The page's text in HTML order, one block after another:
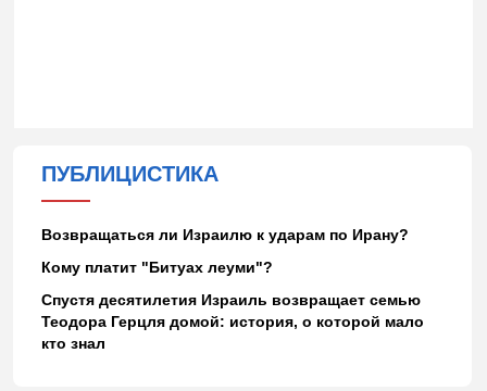
ПУБЛИЦИСТИКА
Возвращаться ли Израилю к ударам по Ирану?
Кому платит "Битуах леуми"?
Спустя десятилетия Израиль возвращает семью
Теодора Герцля домой: история, о которой мало
кто знал